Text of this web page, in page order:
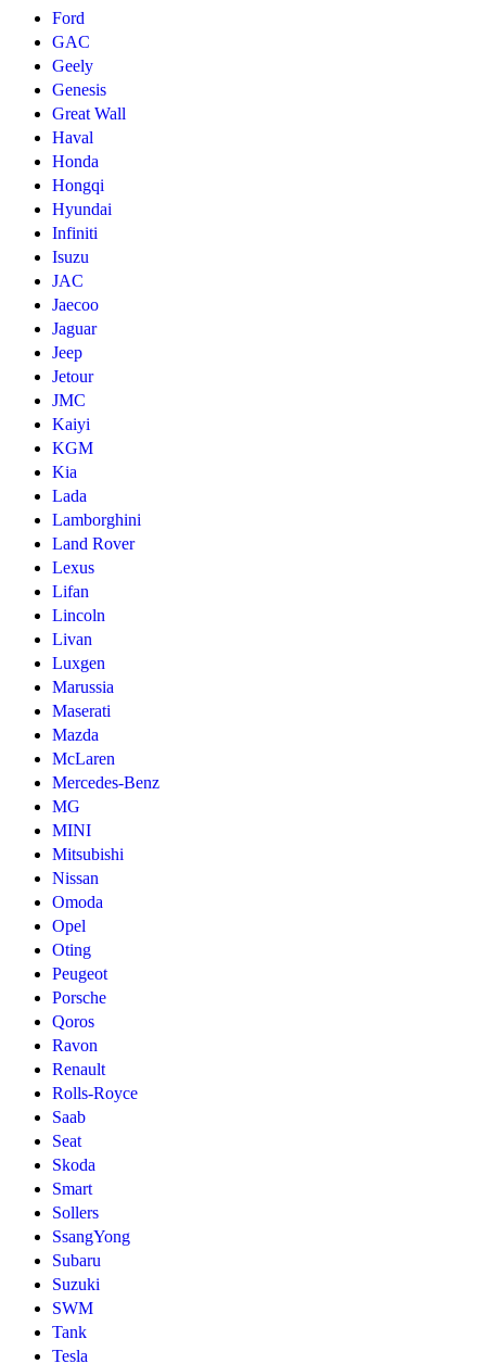
Ford
GAC
Geely
Genesis
Great Wall
Haval
Honda
Hongqi
Hyundai
Infiniti
Isuzu
JAC
Jaecoo
Jaguar
Jeep
Jetour
JMC
Kaiyi
KGM
Kia
Lada
Lamborghini
Land Rover
Lexus
Lifan
Lincoln
Livan
Luxgen
Marussia
Maserati
Mazda
McLaren
Mercedes-Benz
MG
MINI
Mitsubishi
Nissan
Omoda
Opel
Oting
Peugeot
Porsche
Qoros
Ravon
Renault
Rolls-Royce
Saab
Seat
Skoda
Smart
Sollers
SsangYong
Subaru
Suzuki
SWM
Tank
Tesla